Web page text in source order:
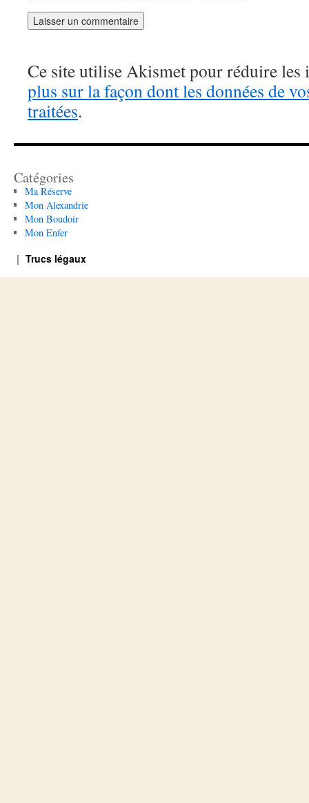
Ce site utilise Akismet pour réduire les
plus sur la façon dont les données de
traitées.
Catégories
Ma Réserve
Mon Alexandrie
Mon Boudoir
Mon Enfer
Trucs légaux